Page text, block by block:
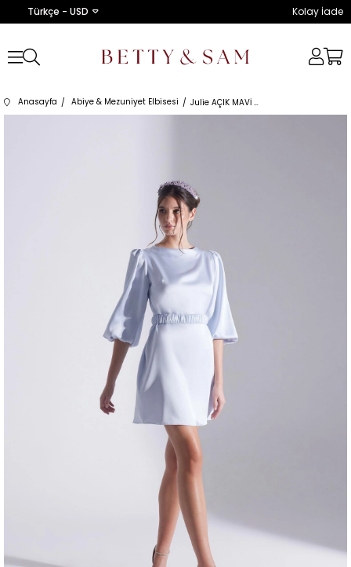
Türkçe - USD Kolay İade
Anasayfa Abiye & Mezuniyet Elbisesi Julie AÇIK MAVİ Nişan Elbisesi